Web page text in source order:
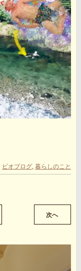
ビオブログ, 暮らしのこと
次へ